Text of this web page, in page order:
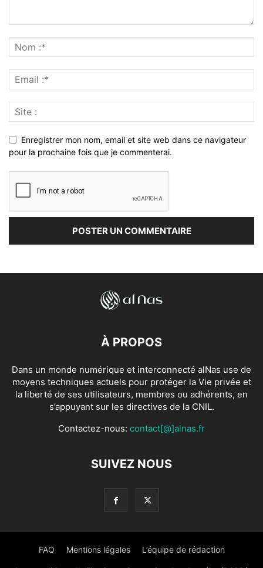
Enregistrer mon nom, email et site web dans ce navigateur
pour la prochaine fois que je commenterai.
À PROPOS
Dans un monde numérique et interconnecté alNas use de
moyens techniques actuels pour protéger la Vie privée et
la liberté de ses utilisateurs, membres ou adhérents, en
s’appuyant sur les directives de la CNIL.
Contactez-nous: contact[@]alnas.fr
SUIVEZ NOUS
FAQ Mentions légales L’équipe de rédaction